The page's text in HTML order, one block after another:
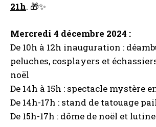
21h. 🎁✨
Mercredi 4 décembre 2024 :
De 10h à 12h inauguration :
peluches, cosplayers et
noël
De 14h à 15h : spectacle mystère
De 14h-17h : stand de tatouage
De 15h-17h : dôme de noël et lutine